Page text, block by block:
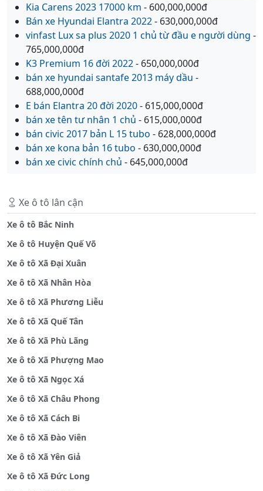
Kia Carens 2023 17000 km - 600,000,000đ
Bán xe Hyundai Elantra 2022- 630,000,000đ
vinfast Lux sa plus 2020 1 chủ từ đầu e người dùng -
765,000,000đ
K3 Premium 16 đời 2022- 650,000,000đ
bán xe hyundai santafe 2013 máy dầu -
688,000,000đ
E bán Elantra 20 đời 2020- 615,000,000đ
bán xe tên tư nhân 1 chủ - 615,000,000đ
bán civic 2017 bản L 15 tubo - 628,000,000đ
bán xe kona bản 16 tubo - 630,000,000đ
bán xe civic chính chủ - 645,000,000đ
Xe ô tô lân cận
Xe ô tô Bắc Ninh
Xe ô tô Huyện Quế Võ
Xe ô tô Xã Đại Xuân
Xe ô tô Xã Nhân Hòa
Xe ô tô Xã Phương Liễu
Xe ô tô Xã Quế Tân
Xe ô tô Xã Phù Lãng
Xe ô tô Xã Phượng Mao
Xe ô tô Xã Ngọc Xá
Xe ô tô Xã Châu Phong
Xe ô tô Xã Cách Bi
Xe ô tô Xã Đào Viên
Xe ô tô Xã Yên Giả
Xe ô tô Xã Đức Long